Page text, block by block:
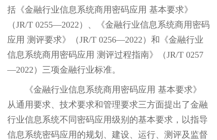
括《金融行业信息系统商用密码应用 基本要求》
（JR/T 0255—2022）、《金融行业信息系统商用密码
应用 测评要求》（JR/T 0256—2022）和《金融行业
信息系统商用密码应用 测评过程指南》（JR/T 0257
—2022）三项金融行业标准。
《金融行业信息系统商用密码应用 基本要求》
从通用要求、技术要求和管理要求三方面提出了金融
行业信息系统不同密码应用级别的基本要求，以指导
信息系统密码应用的规划、建设、运行、测评及监督